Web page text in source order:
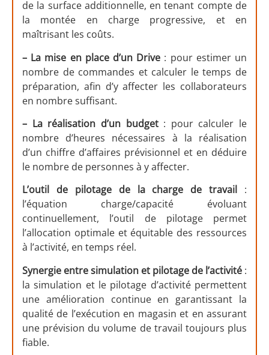
de la surface additionnelle, en tenant compte de
la montée en charge progressive, et en
maîtrisant les coûts.
– La mise en place d’un Drive : pour estimer un
nombre de commandes et calculer le temps de
préparation, afin d’y affecter les collaborateurs
en nombre suffisant.
– La réalisation d’un budget: pour calculer le
nombre d’heures nécessaires à la réalisation
d’un chiffre d’affaires prévisionnel et en déduire
le nombre de personnes à y affecter.
L’outil de pilotage de la charge de travail :
l’équation charge/capacité évoluant
continuellement, l’outil de pilotage permet
l’allocation optimale et équitable des ressources
à l’activité, en temps réel.
Synergie entre simulation et pilotage de l’activité :
la simulation et le pilotage d’activité permettent
une amélioration continue en garantissant la
qualité de l’exécution en magasin et en assurant
une prévision du volume de travail toujours plus
fiable.